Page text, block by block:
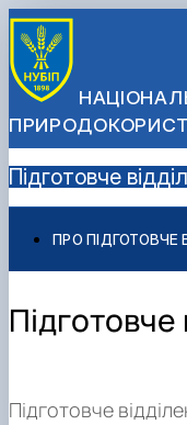
Підготовче
ПРО ПІДГОТОВЧЕ
Підготовче
Підготовче